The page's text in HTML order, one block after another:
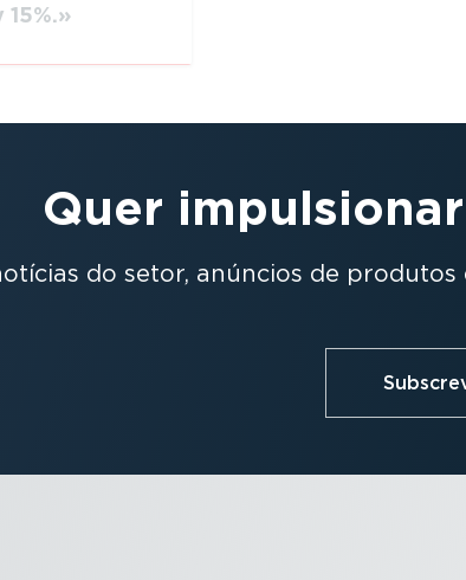
Quer
do setor, anúncios de